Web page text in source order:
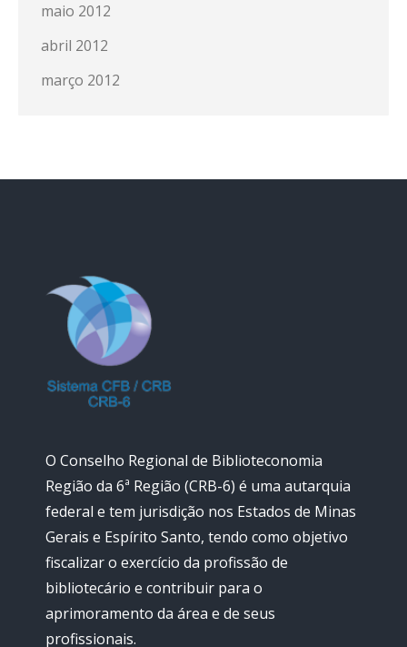
maio 2012
abril 2012
março 2012
O Conselho Regional de Biblioteconomia
Região da 6ª Região (CRB-6) é uma autarquia
federal e tem jurisdição nos Estados de Minas
Gerais e Espírito Santo, tendo como objetivo
fiscalizar o exercício da profissão de
bibliotecário e contribuir para o
aprimoramento da área e de seus
profissionais.